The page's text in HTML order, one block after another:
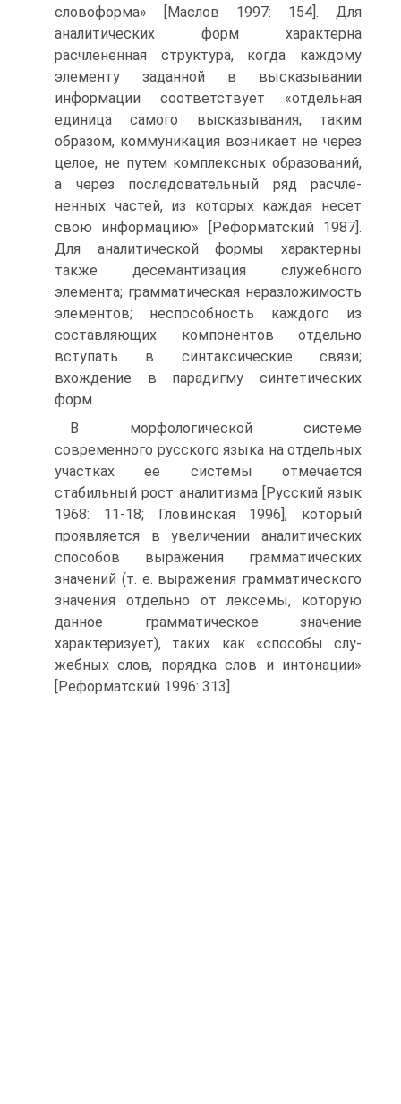
словоформа» [Маслов 1997: 154]. Для
аналитических форм характерна
расчлененная структура, когда каждому
элементу заданной в высказывании
информации соответствует «отдельная
единица самого вы­сказывания; таким
образом, коммуникация возникает не через
целое, не путем комплексных образований,
а через последовательный ряд расчле­
ненных частей, из которых каждая несет
свою информацию» [Реформат­ский 1987].
Для аналитической формы характерны
также десемантизация служебного
элемента; грамматическая неразложимость
элементов; не­способность каждого из
составляющих компонентов отдельно
вступать в синтаксические связи;
вхождение в парадигму синтетических
форм.
В морфологической системе
современного русского языка на отдель­ных
участках ее системы отмечается
стабильный рост аналитизма [Русский язык
1968: 11-18; Гловинская 1996], который
проявляется в уве­личении аналитических
способов выражения грамматических
значений (т. е. выражения грамматического
значения отдельно от лексемы, которую
данное грамматическое значение
характеризует), таких как «способы слу­
жебных слов, порядка слов и интонации»
[Реформатский 1996: 313].